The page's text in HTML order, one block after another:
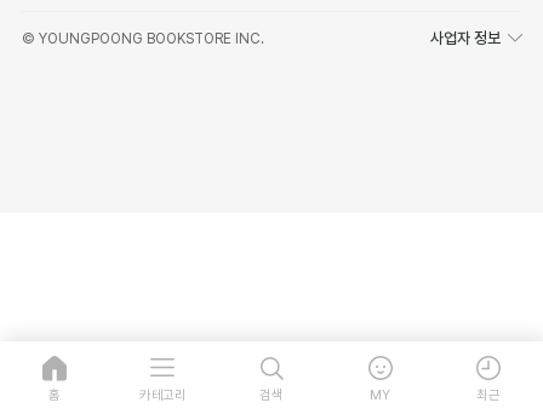
© YOUNGPOONG BOOKSTORE INC. 사업자 정보
홈 카테고리 검색 MY 최근